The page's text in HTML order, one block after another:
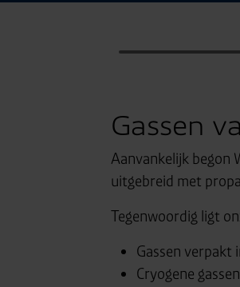
Gassen
Aanvankelijk begon
uitgebreid met
Tegenwoordig ligt
Gassen verpakt
Cryogene